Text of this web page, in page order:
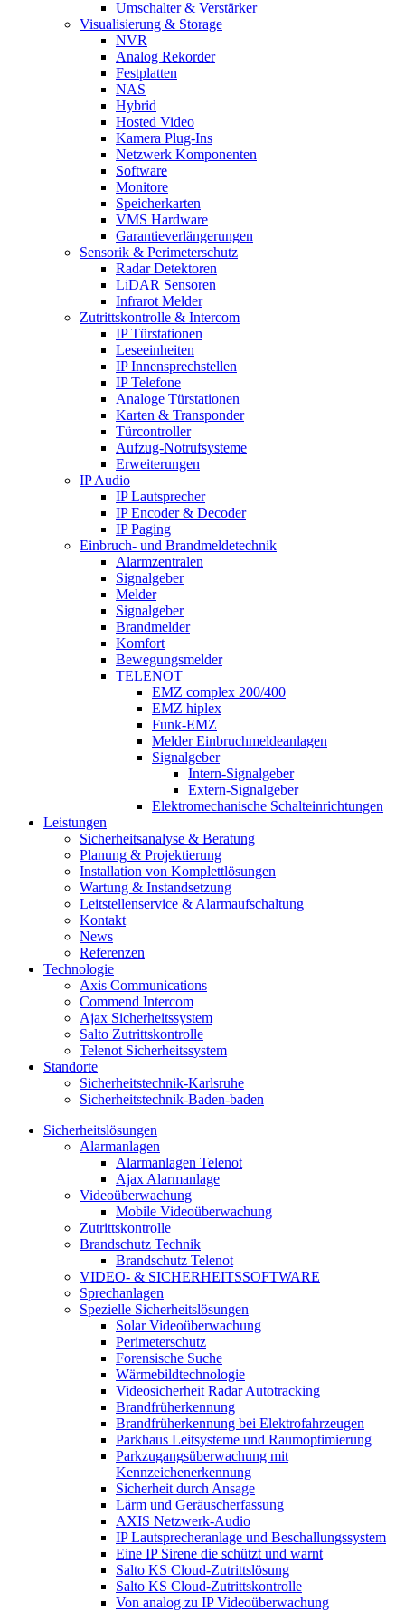
Umschalter & Verstärker
Visualisierung & Storage
NVR
Analog Rekorder
Festplatten
NAS
Hybrid
Hosted Video
Kamera Plug-Ins
Netzwerk Komponenten
Software
Monitore
Speicherkarten
VMS Hardware
Garantieverlängerungen
Sensorik & Perimeterschutz
Radar Detektoren
LiDAR Sensoren
Infrarot Melder
Zutrittskontrolle & Intercom
IP Türstationen
Leseeinheiten
IP Innensprechstellen
IP Telefone
Analoge Türstationen
Karten & Transponder
Türcontroller
Aufzug-Notrufsysteme
Erweiterungen
IP Audio
IP Lautsprecher
IP Encoder & Decoder
IP Paging
Einbruch- und Brandmeldetechnik
Alarmzentralen
Signalgeber
Melder
Signalgeber
Brandmelder
Komfort
Bewegungsmelder
TELENOT
EMZ complex 200/400
EMZ hiplex
Funk-EMZ
Melder Einbruchmeldeanlagen
Signalgeber
Intern-Signalgeber
Extern-Signalgeber
Elektromechanische Schalteinrichtungen
Leistungen
Sicherheitsanalyse & Beratung
Planung & Projektierung​
Installation von Komplettlösungen
Wartung & Instandsetzung
Leitstellenservice & Alarmaufschaltung
Kontakt
News
Referenzen
Technologie
Axis Communications
Commend Intercom
Ajax Sicherheitssystem​
Salto Zutrittskontrolle
Telenot Sicherheitssystem
Standorte
Sicherheitstechnik-Karlsruhe
Sicherheitstechnik-Baden-baden
Sicherheitslösungen
Alarmanlagen
Alarmanlagen Telenot
Ajax Alarmanlage
Videoüberwachung
Mobile Videoüberwachung
Zutrittskontrolle
Brandschutz Technik
Brandschutz Telenot
VIDEO- & SICHERHEITSSOFTWARE
Sprechanlagen
Spezielle Sicherheitslösungen
Solar Videoüberwachung
Perimeterschutz
Forensische Suche
Wärmebildtechnologie
Videosicherheit Radar Autotracking​
Brandfrüherkennung
Brandfrüherkennung bei Elektrofahrzeugen
Parkhaus Leitsysteme und Raumoptimierung
Parkzugangsüberwachung mit
Kennzeichenerkennung
Sicherheit durch Ansage
Lärm und Geräuscherfassung
AXIS Netzwerk-Audio
IP Lautsprecheranlage und Beschallungssystem
Eine IP Sirene die schützt und warnt
Salto KS Cloud-Zutrittslösung
Salto KS Cloud-Zutrittskontrolle
Von analog zu IP Videoüberwachung